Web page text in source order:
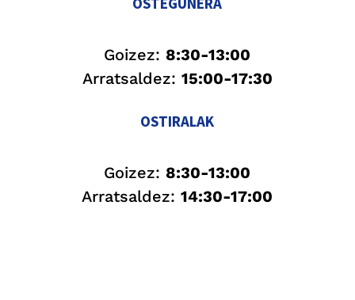
Goizez: 8:30-13:00
Arratsaldez: 15:00-17:30
OSTIRALAK
Goizez: 8:30-13:00
Arratsaldez:14:30-17:00